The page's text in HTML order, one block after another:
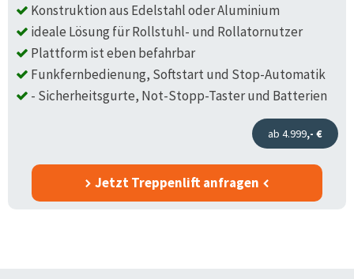
Konstruktion aus Edelstahl oder Aluminium
ideale Lösung für Rollstuhl- und Rollatornutzer
Plattform ist eben befahrbar
Funkfernbedienung, Softstart und Stop-Automatik
- Sicherheitsgurte, Not-Stopp-Taster und Batterien
ab 4.999,- €
Jetzt Treppenlift anfragen